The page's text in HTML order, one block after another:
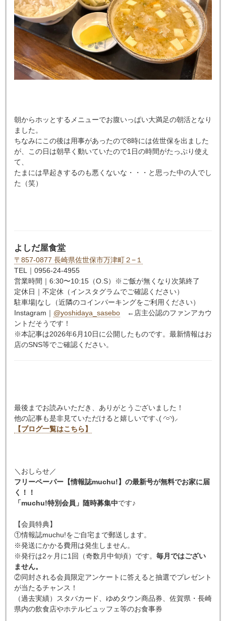
朝からホッとするメニューでお腹いっぱい大満足の朝活となり
ました。
ちなみにこの後は用事があったので8時には佐世保を出ました
が、この日は朝早く動いていたので1日の時間がたっぷり使え
て、
たまには早起きするのも悪くないな・・・と思った中の人でし
た（笑）
よしだ屋食堂
〒857-0877 長崎県佐世保市万津町２−１
TEL｜0956-24-4955
営業時間｜6:30〜10:15（O.S）※ご飯が無くなり次第終了
定休日｜不定休（インスタグラムでご確認ください）
駐車場|なし（近隣のコインパーキングをご利用ください）
Instagram｜ @yoshidaya_sasebo ←店主公認のファンアカウ
ントだそうです！
※本記事は2026年6月10日に公開したものです。最新情報はお
店のSNS等でご確認ください。
最後までお読みいただき、ありがとうございました！
他の記事も是非見ていただけると嬉しいです⸜( ◜࿁◝)⸝︎︎
【ブログ一覧はこちら】
＼おしらせ／
フリーペーパー【情報誌muchu!】の最新号が無料でお家に届
く！！
「muchu!特別会員」随時募集中です♪
【会員特典】
①情報誌muchu!をご自宅まで郵送します。
※発送にかかる費用は発生しません。
※発行は2ヶ月に1回（奇数月中旬頃）です。 毎月ではござい
ません。
②同封される会員限定アンケートに答えると抽選でプレゼント
が当たるチャンス！
（過去実績）スタバカード、ゆめタウン商品券、佐賀県・長崎
県内の飲食店やホテルビュッフェ等のお食事券